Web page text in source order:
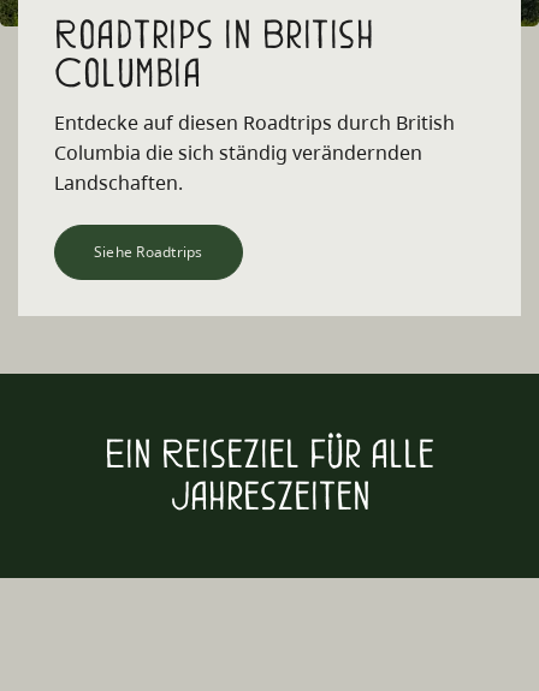
Roadtrips in British
Columbia
Entdecke auf diesen Roadtrips durch British
Columbia die sich ständig verändernden
Landschaften.
Siehe Roadtrips
Ein Reiseziel für alle
Jahreszeiten